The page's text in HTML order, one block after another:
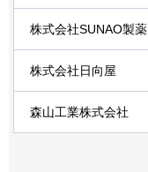
株式会社SUNAO製薬
株式会社日向屋
森山工業株式会社